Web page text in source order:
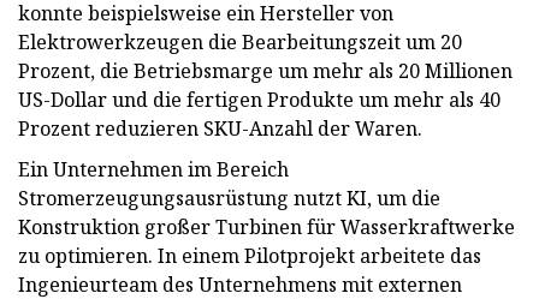
konnte beispielsweise ein Hersteller von
Elektrowerkzeugen die Bearbeitungszeit um 20
Prozent, die Betriebsmarge um mehr als 20 Millionen
US-Dollar und die fertigen Produkte um mehr als 40
Prozent reduzieren SKU-Anzahl der Waren.
Ein Unternehmen im Bereich
Stromerzeugungsausrüstung nutzt KI, um die
Konstruktion großer Turbinen für Wasserkraftwerke
zu optimieren. In einem Pilotprojekt arbeitete das
Ingenieurteam des Unternehmens mit externen